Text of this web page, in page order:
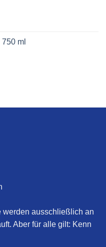
ml
werden ausschließlich an
Aber für alle gilt: Kenn